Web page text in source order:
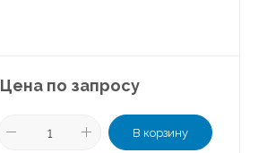
Цена по запросу
В корзину